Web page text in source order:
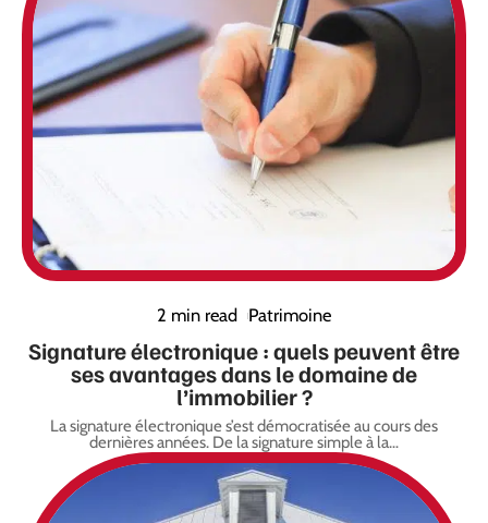
2 min read Patrimoine
Signature électronique : quels peuvent être
ses avantages dans le domaine de
l’immobilier ?
La signature électronique s’est démocratisée au cours des
dernières années. De la signature simple à la…